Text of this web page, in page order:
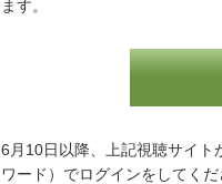
ます。
6月10日以降、上記視聴サイト
ワード）でログインをしてく